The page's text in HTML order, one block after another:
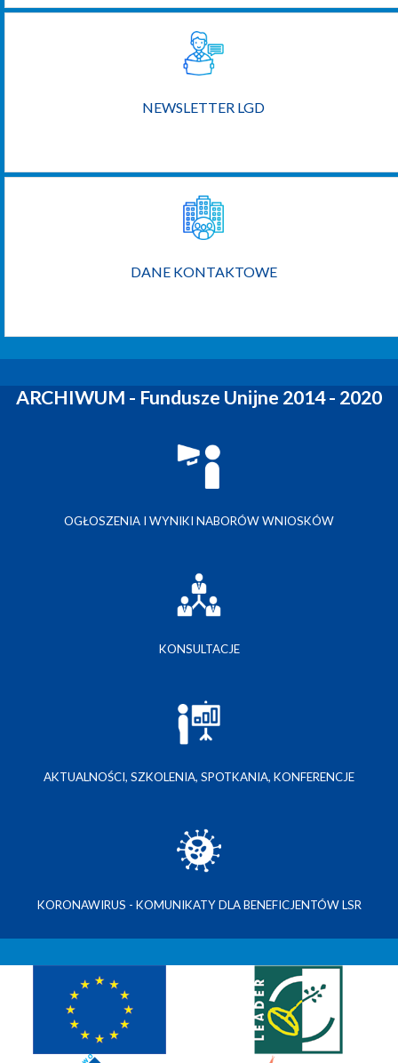
NEWSLETTER LGD
DANE KONTAKTOWE
ARCHIWUM - Fundusze Unijne 2014 - 2020
OGŁOSZENIA I WYNIKI NABORÓW WNIOSKÓW
KONSULTACJE
AKTUALNOŚCI, SZKOLENIA, SPOTKANIA, KONFERENCJE
KORONAWIRUS - KOMUNIKATY DLA BENEFICJENTÓW LSR